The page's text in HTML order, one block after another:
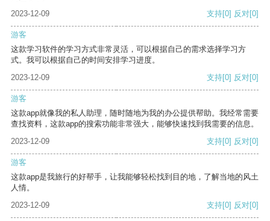
2023-12-09
支持[0] 反对[0]
游客
这款学习软件的学习方式非常灵活，可以根据自己的需求选择学习方
式。我可以根据自己的时间安排学习进度。
2023-12-09
支持[0] 反对[0]
游客
这款app就像我的私人助理，随时随地为我的办公提供帮助。我经常需要
查找资料，这款app的搜索功能非常强大，能够快速找到我需要的信息。
2023-12-09
支持[0] 反对[0]
游客
这款app是我旅行的好帮手，让我能够轻松找到目的地，了解当地的风土
人情。
2023-12-09
支持[0] 反对[0]